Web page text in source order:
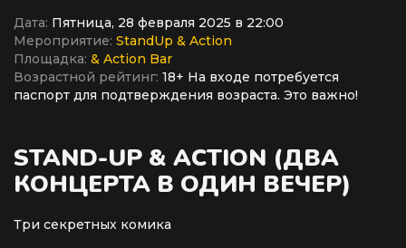
Дата: Пятница, 28 февраля 2025 в 22:00
Мероприятие: StandUp & Action
Площадка: & Action Bar
Возрастной рейтинг: 18+ На входе потребуется
паспорт для подтверждения возраста. Это важно!
STAND-UP & ACTION (ДВА
КОНЦЕРТА В ОДИН ВЕЧЕР)
Три секретных комика